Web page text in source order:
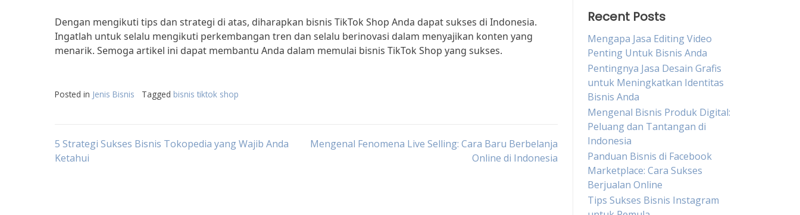
Dengan mengikuti tips dan strategi di atas, diharapkan bisnis TikTok Shop Anda dapat sukses di Indonesia.
Ingatlah untuk selalu mengikuti perkembangan tren dan selalu berinovasi dalam menyajikan konten yang
menarik. Semoga artikel ini dapat membantu Anda dalam memulai bisnis TikTok Shop yang sukses.
Posted in Jenis Bisnis Tagged bisnis tiktok shop
Post
5 Strategi Sukses Bisnis Tokopedia yang Wajib Anda
Ketahui
Mengenal Fenomena Live Selling: Cara Baru Berbelanja
Online di Indonesia
Recent Posts
Mengapa Jasa Editing Video
Penting Untuk Bisnis Anda
Pentingnya Jasa Desain Grafis
untuk Meningkatkan Identitas
Bisnis Anda
Mengenal Bisnis Produk Digital:
Peluang dan Tantangan di
Indonesia
Panduan Bisnis di Facebook
Marketplace: Cara Sukses
Berjualan Online
Tips Sukses Bisnis Instagram